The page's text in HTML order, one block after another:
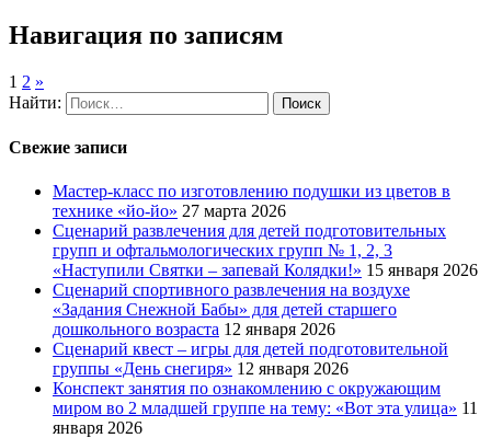
Навигация по записям
1 2 »
Найти:
Свежие записи
Мастер-класс по изготовлению подушки из цветов в
технике «йо-йо» 27 марта 2026
Сценарий развлечения для детей подготовительных
групп и офтальмологических групп № 1, 2, 3
«Наступили Святки – запевай Колядки!» 15 января 2026
Сценарий спортивного развлечения на воздухе
«Задания Снежной Бабы» для детей старшего
дошкольного возраста 12 января 2026
Сценарий квест – игры для детей подготовительной
группы «День снегиря» 12 января 2026
Конспект занятия по ознакомлению с окружающим
миром во 2 младшей группе на тему: «Вот эта улица» 11
января 2026